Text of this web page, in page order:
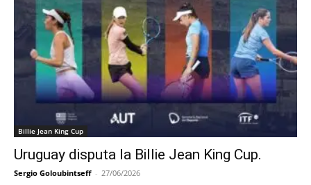
Billie Jean King Cup
Uruguay disputa la Billie Jean King Cup.
Sergio Goloubintseff - 27/06/2026